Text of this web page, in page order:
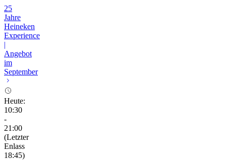
25
Jahre
Heineken
Experience
|
Angebot
im
September
Heute:
10:30
-
21:00
(Letzter
Enlass
18:45)